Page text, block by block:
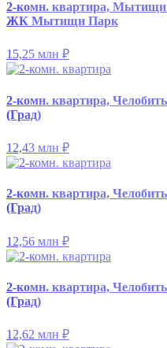
2-комн. квартира, Мытищи
ЖК Мытищи Парк
15,25 млн ₽
2-комн. квартира,
(Град)
12,43 млн ₽
2-комн. квартира,
(Град)
12,56 млн ₽
2-комн. квартира,
(Град)
12,62 млн ₽